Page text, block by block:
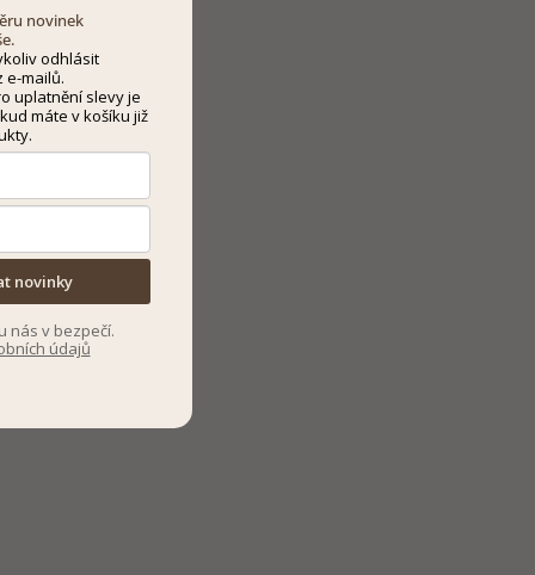
novinek
odhlásit
e-mailů.
uplatnění slevy je
máte v košíku již
novinky
nás v bezpečí.
údajů